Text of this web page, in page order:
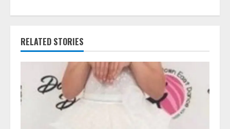
R
a
RELATED STORIES